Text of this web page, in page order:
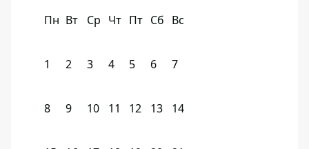
Пн Вт Ср Чт Пт Сб Вс
1 2 3 4 5 6 7
8 9 10 11 12 13 14